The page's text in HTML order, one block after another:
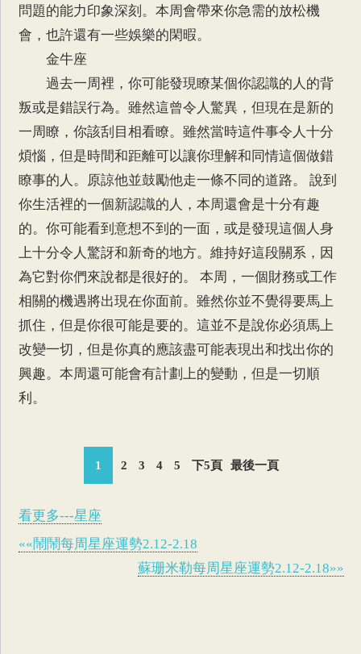
問題的能力印象深刻。本周會帶來你急需的放松機
會，也許還有一些娛樂的閑暇。
金牛座
過去一周裡，你可能發現瞭某個你認識的人的背
叛或是錯誤行為。雖然這曾令人驚異，但現在是新的
一周瞭，你該刮目相看瞭。雖然當時這件事令人十分
煩惱，但是時間和距離可以讓你理解和同情這個做錯
瞭事的人。原諒他並鼓勵他走一條不同的道路。 說到
你生活裡的一個新認識的人，本周還會是十分有趣
的。你可能看到意想不到的一面，或是發現這個人身
上十分令人驚訝和新奇的地方。維持好這段關系，因
為它對你們來說都是很好的。 本周，一個財務或工作
相關的機遇將出現在你面前。雖然你並不覺得要馬上
抓住，但是你很可能是要的。這並不是說你必須馬上
改變一切，但是你真的應該盡可能表現出和找出你的
興趣。本周還可能會有計劃上的變動，但是一切順
利。
1 2 3 4 5 下5頁 最後一頁
看更多---星座
««鬧鬧每周星座運勢2.12-2.18
蘇珊米勒每周星座運勢2.12-2.18»»